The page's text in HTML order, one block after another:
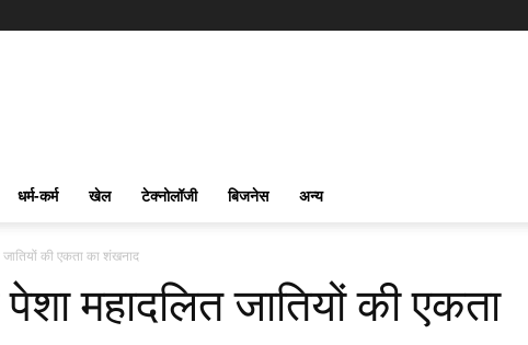
धर्म-कर्म खेल टेक्नोलॉजी बिजनेस अन्य
जातियों की एकता का शंखनाद
महादलित जातियों की एकता